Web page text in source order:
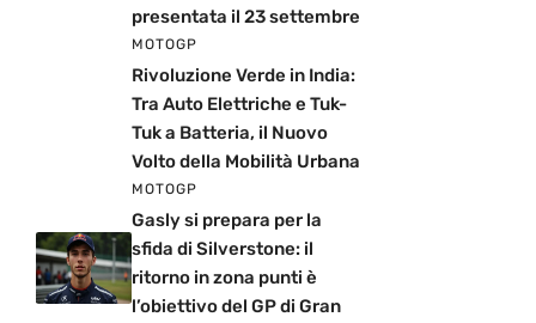
presentata il 23 settembre
MOTOGP
Rivoluzione Verde in India:
Tra Auto Elettriche e Tuk-
Tuk a Batteria, il Nuovo
Volto della Mobilità Urbana
MOTOGP
Gasly si prepara per la
sfida di Silverstone: il
ritorno in zona punti è
l’obiettivo del GP di Gran